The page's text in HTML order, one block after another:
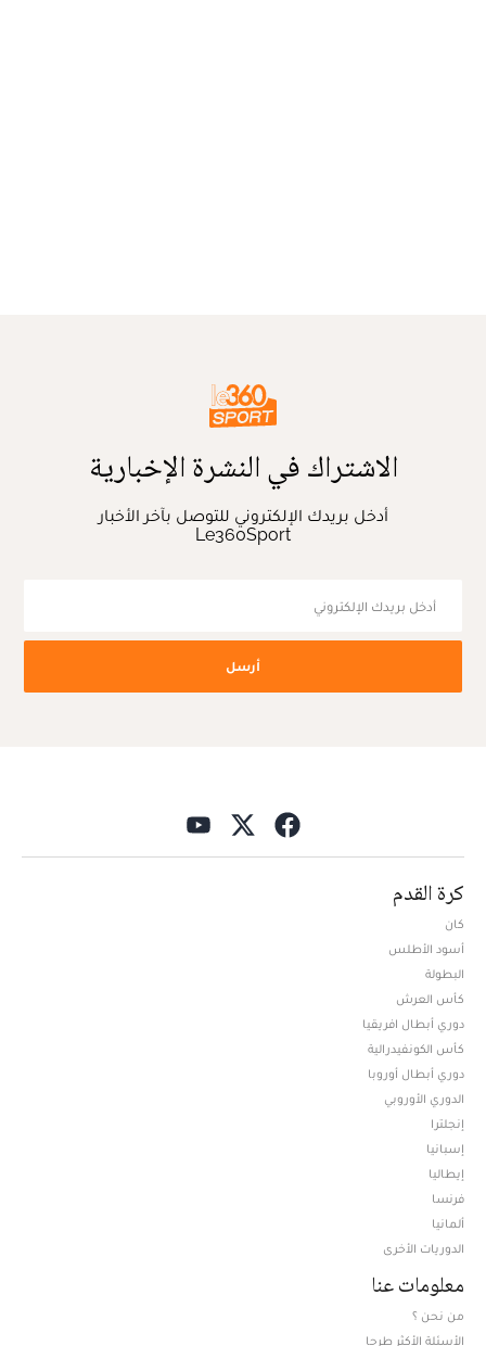
الاشتراك في النشرة الإخبارية
أدخل بريدك الإلكتروني للتوصل بآخر الأخبار
Le360Sport
أرسل
كرة القدم
كان
أسود الأطلس
البطولة
كأس العرش
دوري أبطال افريقيا
كأس الكونفيدرالية
دوري أبطال أوروبا
الدوري الأوروبي
إنجلترا
إسبانيا
إيطاليا
فرنسا
ألمانيا
الدوريات الأخرى
معلومات عنا
من نحن ؟
الأسئلة الأكثر طرحا